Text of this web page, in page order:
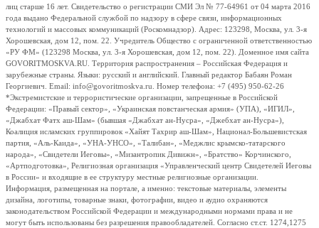
лиц старше 16 лет. Свидетельство о регистрации СМИ Эл № 77-64961 от 04 марта 2016
года выдано Федеральной службой по надзору в сфере связи, информационных
технологий и массовых коммуникаций (Роскомнадзор). Адрес: 123298, Москва, ул. 3-я
Хорошевская, дом 12, пом. 22. Учредитель Общество с ограниченной ответственностью
«РУ ФМ» (123298 Москва, ул. 3-я Хорошевская, дом 12, пом. 22). Доменное имя сайта
GOVORITMOSKVA.RU. Территория распространения – Российская Федерация и
зарубежные страны. Языки: русский и английский. Главный редактор Бабаян Роман
Георгиевич. Email: info@govoritmoskva.ru. Номер телефона: +7 (495) 950-62-26
*Экстремистские и террористические организации, запрещенные в Российской
Федерации: «Правый сектор», «Украинская повстанческая армия» (УПА), «ИГИЛ»,
«Джабхат Фатх аш-Шам» (бывшая «Джабхат ан-Нусра», «Джебхат ан-Нусра»),
Коалиция исламских группировок «Хайят Тахрир аш-Шам», Национал-Большевистская
партия, «Аль-Каида», «УНА-УНСО», «Талибан», «Меджлис крымско-татарского
народа», «Свидетели Иеговы», «Мизантропик Дивижн», «Братство» Корчинского,
«Артподготовка», Религиозная организация «Управленческий центр Свидетелей Иеговы
в России» и входящие в ее структуру местные религиозные организации.
Информация, размещенная на портале, а именно: текстовые материалы, элементы
дизайна, логотипы, товарные знаки, фотографии, видео и аудио охраняются
законодательством Российской Федерации и международными нормами права и не
могут быть использованы без разрешения правообладателей. Согласно ст.ст. 1274,1275